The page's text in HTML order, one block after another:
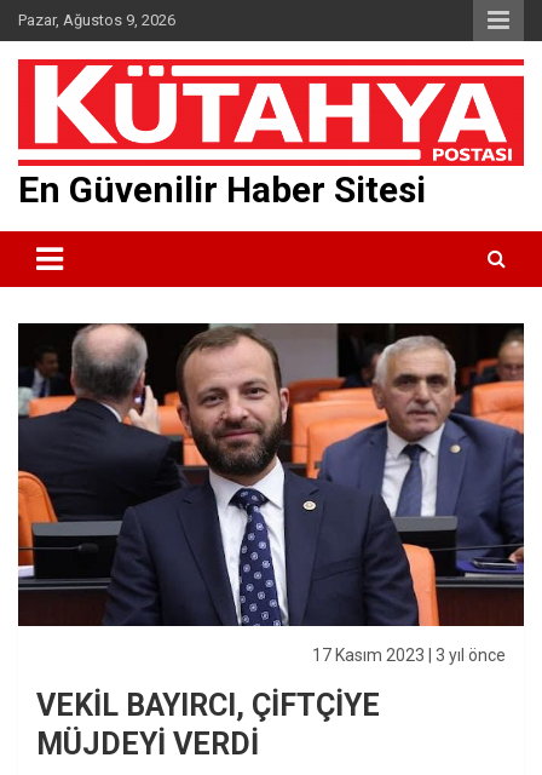
Skip
to
content
Pazar, Ağustos 9, 2026
En Güvenilir Haber Sitesi
17 Kasım 2023 | 3 yıl önce
VEKİL BAYIRCI, ÇİFTÇİYE
MÜJDEYİ VERDİ